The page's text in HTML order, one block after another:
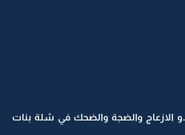
الازعاج والضجة والضحك في شلة بنات